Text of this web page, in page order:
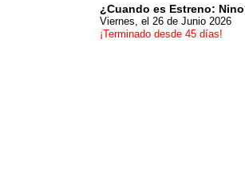
¿Cuando es Estreno:
Viernes, el 26 de Junio 2026
¡Terminado desde 45 días!